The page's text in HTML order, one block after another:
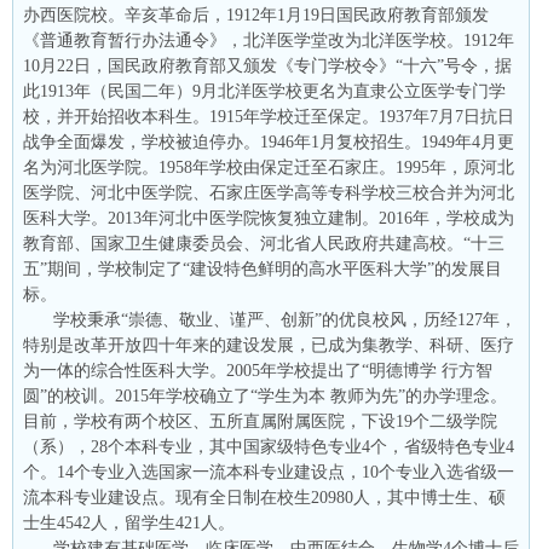
办西医院校。辛亥革命后，1912年1月19日国民政府教育部颁发
《普通教育暂行办法通令》，北洋医学堂改为北洋医学校。1912年
10月22日，国民政府教育部又颁发《专门学校令》“十六”号令，据
此1913年（民国二年）9月北洋医学校更名为直隶公立医学专门学
校，并开始招收本科生。1915年学校迁至保定。1937年7月7日抗日
战争全面爆发，学校被迫停办。1946年1月复校招生。1949年4月更
名为河北医学院。1958年学校由保定迁至石家庄。1995年，原河北
医学院、河北中医学院、石家庄医学高等专科学校三校合并为河北
医科大学。2013年河北中医学院恢复独立建制。2016年，学校成为
教育部、国家卫生健康委员会、河北省人民政府共建高校。“十三
五”期间，学校制定了“建设特色鲜明的高水平医科大学”的发展目
标。
学校秉承“崇德、敬业、谨严、创新”的优良校风，历经127年，
特别是改革开放四十年来的建设发展，已成为集教学、科研、医疗
为一体的综合性医科大学。2005年学校提出了“明德博学 行方智
圆”的校训。2015年学校确立了“学生为本 教师为先”的办学理念。
目前，学校有两个校区、五所直属附属医院，下设19个二级学院
（系），28个本科专业，其中国家级特色专业4个，省级特色专业4
个。14个专业入选国家一流本科专业建设点，10个专业入选省级一
流本科专业建设点。现有全日制在校生20980人，其中博士生、硕
士生4542人，留学生421人。